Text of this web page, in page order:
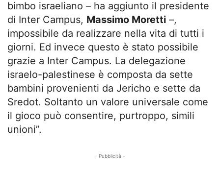
bimbo israeliano – ha aggiunto il presidente
di Inter Campus, Massimo Moretti –,
impossibile da realizzare nella vita di tutti i
giorni. Ed invece questo è stato possibile
grazie a Inter Campus. La delegazione
israelo-palestinese è composta da sette
bambini provenienti da Jericho e sette da
Sredot. Soltanto un valore universale come
il gioco può consentire, purtroppo, simili
unioni”.
- Pubblicità -